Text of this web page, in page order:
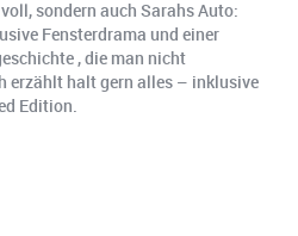
sondern auch Sarahs Auto:
Fensterdrama und einer
, die man nicht
erzählt halt gern alles – inklusive
Edition.